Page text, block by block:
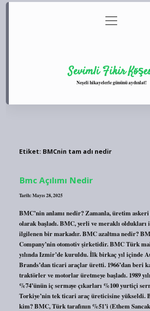
Gizlilik Politikası
menüyü
aç
Sevimli Fikir
Neşeli hikayelerle gününü aydınlat!
Etiket: BMCnin tam adı nedir
Bmc Açılımı Nedir
Tarih: Mayıs 28, 2025
BMC’nin anlamı nedir? Zamanla, üretim
olarak başladı. BMC, yerli ve meraklı
ilgilenen bir markadır. BMC azaltma nedir?
Company’nin otomotiv şirketidir. BMC Türk
yılında Izmir’de kuruldu. İlk birkaç yıl içinde
Brands’dan ticari araçlar üretti. 1966’dan beri
traktörler ve motorlar üretmeye başladı. 1989
%74’ünün iç sermaye çıkarları %100 yurtiçi
Torkiye’nin tek ticari araç üreticisine yükseldi.
kim? BMC, Türk tarafının %51’i (Ethem